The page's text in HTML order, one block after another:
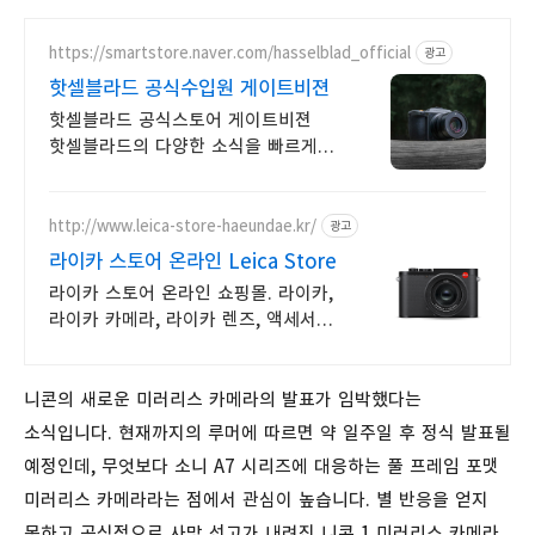
https://smartstore.naver.com/hasselblad_official 광고
핫셀블라드 공식수입원 게이트비젼
핫셀블라드 공식스토어 게이트비젼
핫셀블라드의 다양한 소식을 빠르게
http://www.leica-store-haeundae.kr/ 광고
라이카 스토어 온라인 Leica Store
라이카 스토어 온라인 쇼핑몰. 라이카,
라이카 카메라, 라이카 렌즈, 액세서리
니콘의 새로운 미러리스 카메라의 발표가 임박했다는
소식입니다. 현재까지의 루머에 따르면 약 일주일 후 정식 발표될
예정인데, 무엇보다 소니 A7 시리즈에 대응하는 풀 프레임 포맷
미러리스 카메라라는 점에서 관심이 높습니다. 별 반응을 얻지